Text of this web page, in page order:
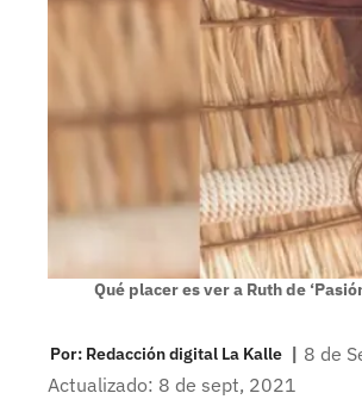
Qué placer es ver a Ruth de
Por: Redacción digital La Kalle | 8 de
Actualizado: 8 de sept, 2021